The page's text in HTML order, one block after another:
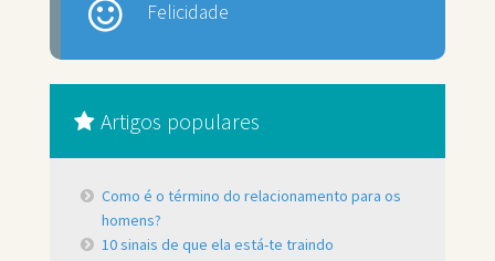
Felicidade
Artigos populares
Como é o término do relacionamento para os
homens?
10 sinais de que ela está-te traindo